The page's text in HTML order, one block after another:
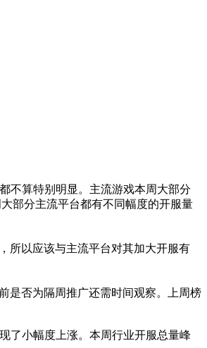
不算特别明显。主流游戏本周大部分
部分主流平台都有不同幅度的开服量
所以应该与主流平台对其加大开服有
是否为隔周推广还需时间观察。上周榜
了小幅度上涨。本周行业开服总量峰